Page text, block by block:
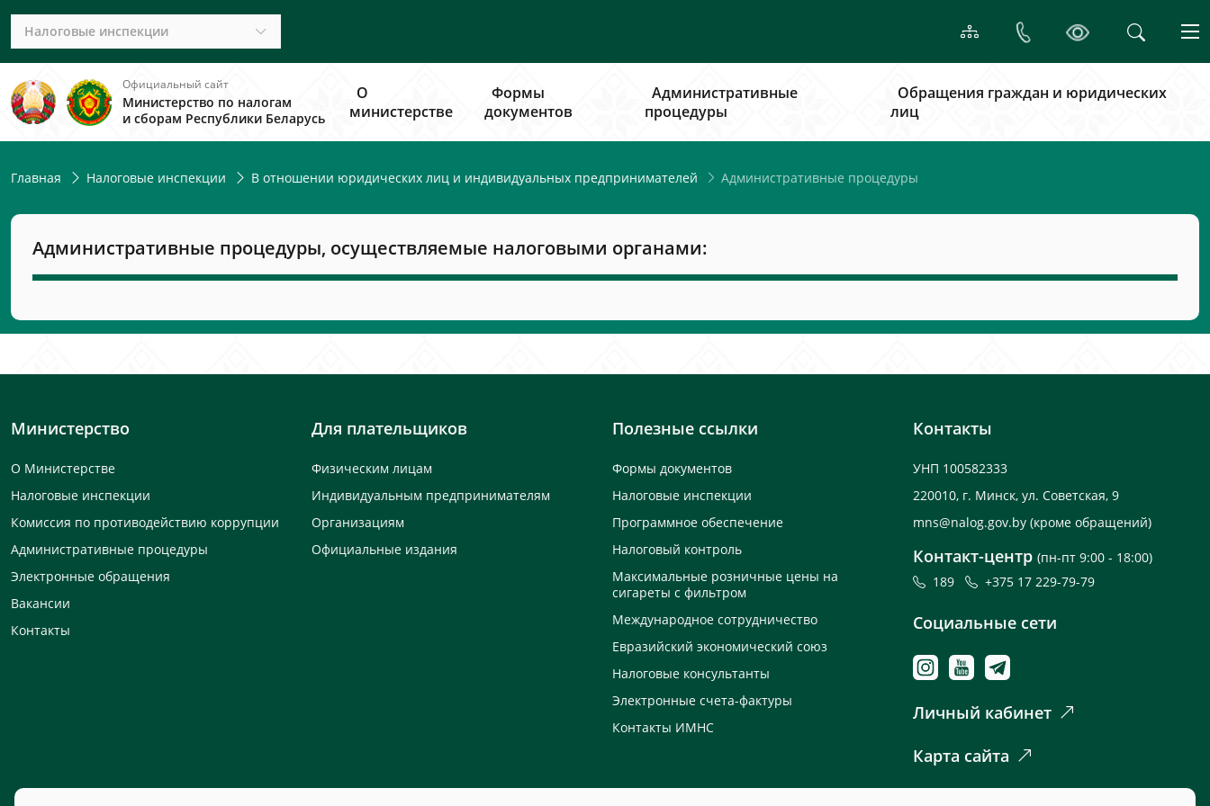
Налоговые инспекции
Официальный сайт
Министерство по налогам
и сборам Республики Беларусь
О
министерстве
Формы
документов
Административные
процедуры
Обращения граждан и юридических
лиц
Главная Налоговые инспекции В отношении юридических лиц и индивидуальных предпринимателей Административные процедуры
Административные процедуры, осуществляемые налоговыми органами:
Министерство
О Министерстве
Налоговые инспекции
Комиссия по противодействию коррупции
Административные процедуры
Электронные обращения
Вакансии
Контакты
Для плательщиков
Физическим лицам
Индивидуальным предпринимателям
Организациям
Официальные издания
Полезные ссылки
Формы документов
Налоговые инспекции
Программное обеспечение
Налоговый контроль
Максимальные розничные цены на
сигареты с фильтром
Международное сотрудничество
Евразийский экономический союз
Налоговые консультанты
Электронные счета-фактуры
Контакты ИМНС
Контакты
УНП 100582333
220010, г. Минск, ул. Советская, 9
mns@nalog.gov.by (кроме обращений)
Контакт-центр (пн-пт 9:00 - 18:00)
189
+375 17 229-79-79
Социальные сети
Личный кабинет
Карта сайта